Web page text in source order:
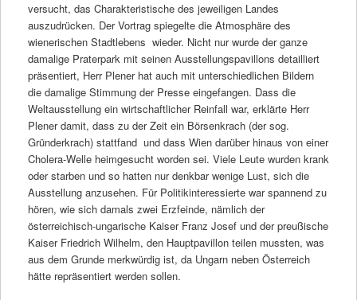
versucht, das Charakteristische des jeweiligen Landes
auszudrücken. Der Vortrag spiegelte die Atmosphäre des
wienerischen Stadtlebens wieder. Nicht nur wurde der ganze
damalige Praterpark mit seinen Ausstellungspavillons detailliert
präsentiert, Herr Plener hat auch mit unterschiedlichen Bildern
die damalige Stimmung der Presse eingefangen. Dass die
Weltausstellung ein wirtschaftlicher Reinfall war, erklärte Herr
Plener damit, dass zu der Zeit ein Börsenkrach (der sog.
Gründerkrach) stattfand und dass Wien darüber hinaus von einer
Cholera-Welle heimgesucht worden sei. Viele Leute wurden krank
oder starben und so hatten nur denkbar wenige Lust, sich die
Ausstellung anzusehen. Für Politikinteressierte war spannend zu
hören, wie sich damals zwei Erzfeinde, nämlich der
österreichisch-ungarische Kaiser Franz Josef und der preußische
Kaiser Friedrich Wilhelm, den Hauptpavillon teilen mussten, was
aus dem Grunde merkwürdig ist, da Ungarn neben Österreich
hätte repräsentiert werden sollen.